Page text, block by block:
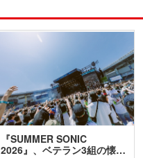
『SUMMER SONIC
2026』、ベテラン3組の懐…